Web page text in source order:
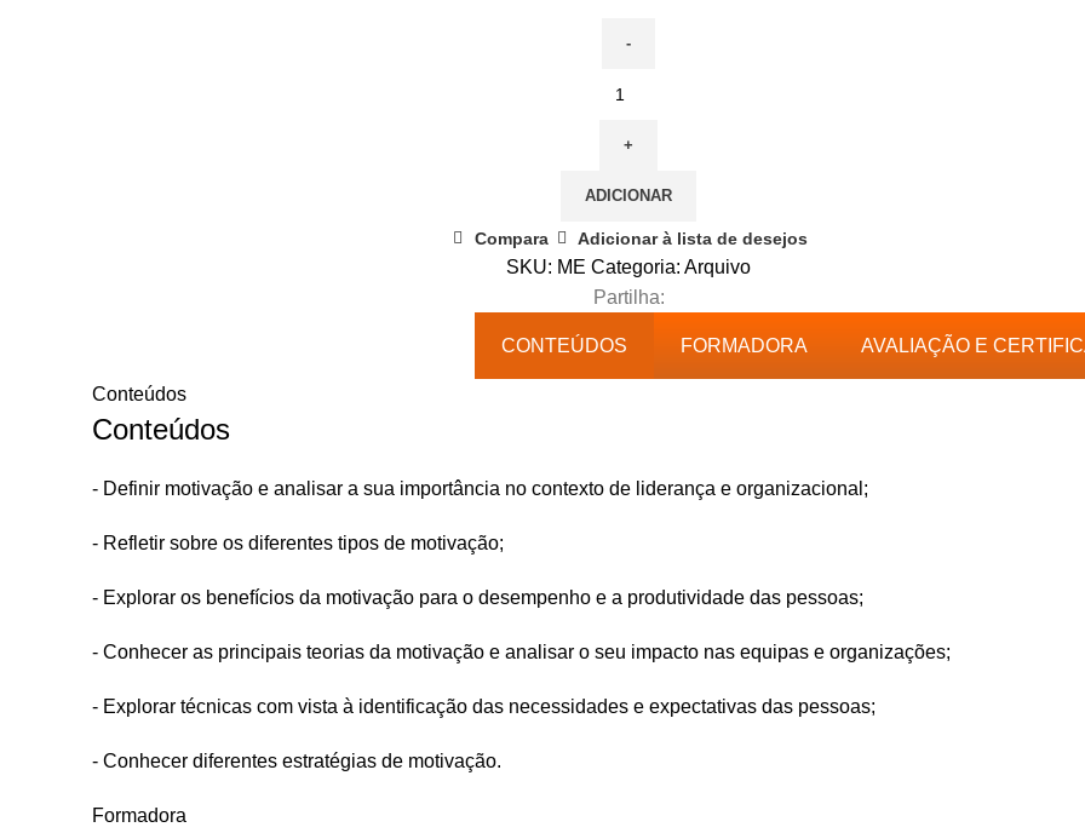
ADICIONAR
Compara Adicionar à lista de desejos
SKU: MECategoria: Arquivo
Partilha:
CONTEÚDOS FORMADORA AVALIAÇÃO E
Conteúdos
Conteúdos
- Definir motivação e analisar a sua importância no contexto de liderança e organizacional;
- Refletir sobre os diferentes tipos de motivação;
- Explorar os benefícios da motivação para o desempenho e a produtividade das pessoas;
- Conhecer as principais teorias da motivação e analisar o seu impacto nas equipas e organizações;
- Explorar técnicas com vista à identificação das necessidades e expectativas das pessoas;
- Conhecer diferentes estratégias de motivação.
Formadora